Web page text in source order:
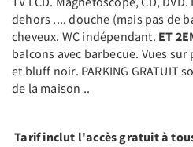
dehors .... douche (mais pas de
cheveux. WC indépendant. ET
balcons avec barbecue. Vues
et bluff noir. PARKING GRATUIT
de la maison ..
Tarif inclut l'accès gratuit à